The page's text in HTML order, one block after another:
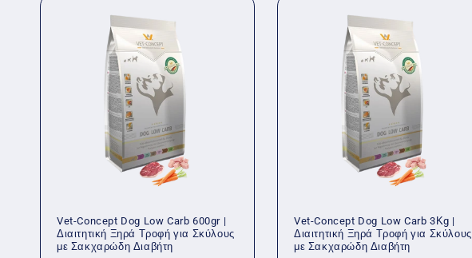
Vet-Concept Dog Low Carb 600gr |
Διαιτητική Ξηρά Τροφή για Σκύλους
με Σακχαρώδη Διαβήτη
Vet-Concept Dog Low Carb 3Κg |
Διαιτητική Ξηρά Τροφή για Σκύλους
με Σακχαρώδη Διαβήτη